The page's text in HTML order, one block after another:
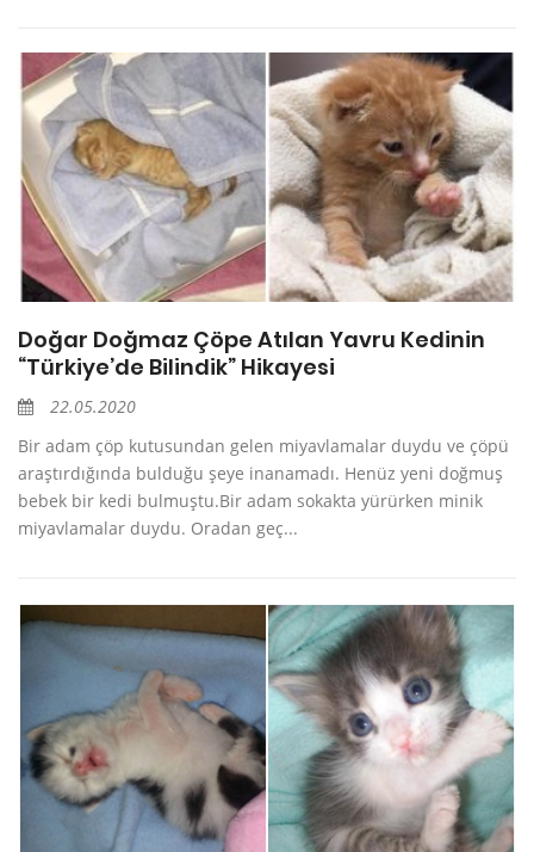
Doğar Doğmaz Çöpe Atılan Yavru Kedinin
“Türkiye’de Bilindik” Hikayesi
22.05.2020
Bir adam çöp kutusundan gelen miyavlamalar duydu ve çöpü
araştırdığında bulduğu şeye inanamadı. Henüz yeni doğmuş
bebek bir kedi bulmuştu.Bir adam sokakta yürürken minik
miyavlamalar duydu. Oradan geç...